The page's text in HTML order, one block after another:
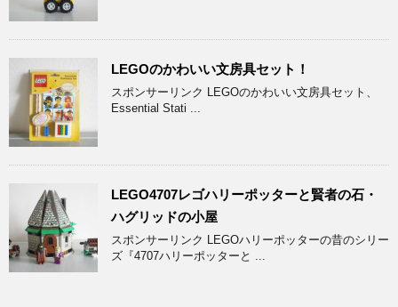
LEGOのかわいい文房具セット！
スポンサーリンク LEGOのかわいい文房具セット、
Essential Stati ...
LEGO4707レゴハリーポッターと賢者の石・
ハグリッドの小屋
スポンサーリンク LEGOハリーポッターの昔のシリー
ズ『4707ハリーポッターと ...